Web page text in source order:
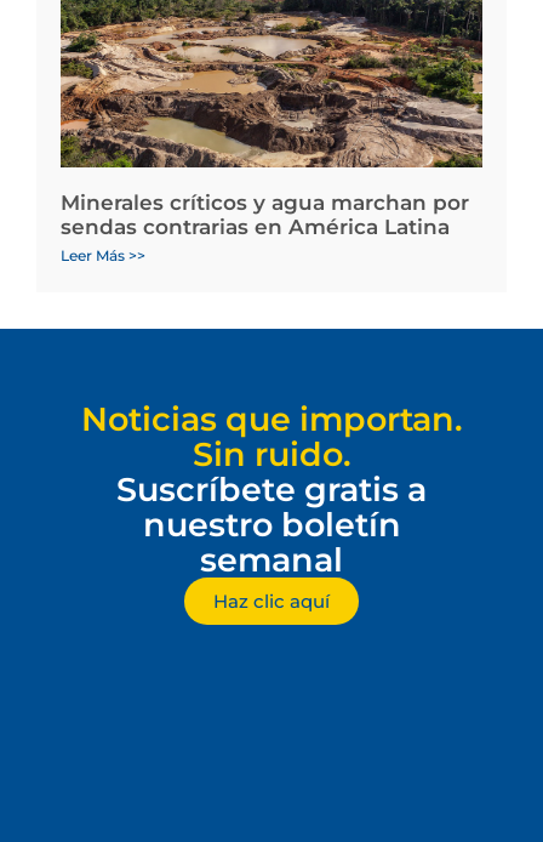
Minerales críticos y agua marchan por
sendas contrarias en América Latina
Leer Más >>
Noticias que importan.
Sin ruido.
Suscríbete gratis a
nuestro boletín
semanal
Haz clic aquí